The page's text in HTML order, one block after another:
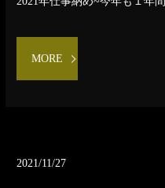
MORE
2021/11/27